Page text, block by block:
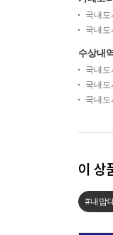
국내도
국내도
수상내
국내도
국내도
국내도
이 상
#내맘